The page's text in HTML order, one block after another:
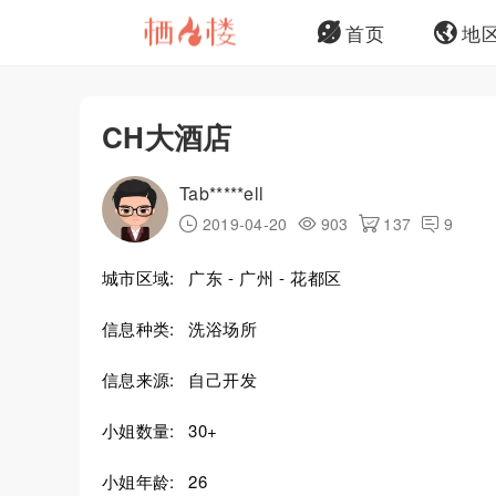
首页 地
CH大酒店
Tab*****ell
2019-04-20 903 137 9
城市区域: 广东 - 广州 - 花都区
信息种类: 洗浴场所
信息来源: 自己开发
小姐数量: 30+
小姐年龄: 26